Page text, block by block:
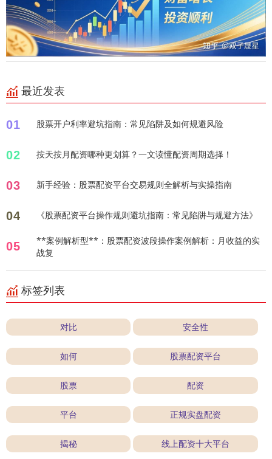
最近发表
01 股票开户利率避坑指南：常见陷阱及如何规避风险
02 按天按月配资哪种更划算？一文读懂配资周期选择！
03 新手经验：股票配资平台交易规则全解析与实操指南
04 《股票配资平台操作规则避坑指南：常见陷阱与规避方法》
05
**案例解析型**：股票配资波段操作案例解析：月收益的实
战复
标签列表
对比 安全性
如何 股票配资平台
股票 配资
平台 正规实盘配资
揭秘 线上配资十大平台